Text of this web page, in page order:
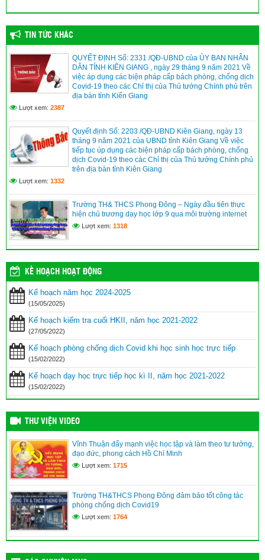
TIN TỨC KHÁC
QUYẾT ĐỊNH Số: 2331 /QĐ-UBND của ỦY BAN NHÂN
DÂN TỈNH KIÊN GIANG , ngày 29 tháng 9 năm 2021 Về
việc áp dụng các biện pháp cấp bách phòng, chống dịch
Covid-19 theo các Chỉ thị của Thủ tướng Chính phủ trên
địa bàn tỉnh Kiến Giang
Lượt xem: 2387
Quyết định Số: 2203 /QĐ-UBND Kiên Giang, ngày 13
tháng 9 năm 2021 của UBND tỉnh Kiên Giang Về việc
tiếp tục úp dụng các biện pháp cấp bách phòng, chống
dịch Covid-19 theo các Chỉ thị của Thủ tướng Chính phủ
trên địa bàn tỉnh Kiên Giang
Lượt xem: 1332
Trường TH& THCS Phong Đông – Ngày đầu tiên thực
hiện chủ trương dạy học lớp 9 qua môi trường internet
Lượt xem: 1318
KẾ HOẠCH HOẠT ĐỘNG
Kế hoạch năm học 2024-2025
(15/05/2025)
Kế hoạch kiểm tra cuối HKII, năm học 2021-2022
(27/05/2022)
Kế hoạch phòng chống dịch Covid khi học sinh học trực tiếp
(15/02/2022)
Kế hoạch dạy học trực tiếp học kì II, năm học 2021-2022
(15/02/2022)
THƯ VIỆN VIDEO
Vĩnh Thuận đẩy mạnh việc học tập và làm theo tư tưởng,
đạo đức, phong cách Hồ Chí Minh
Lượt xem: 1715
Trường TH&THCS Phong Đông đảm bảo tốt công tác
phòng chống dịch Covid19
Lượt xem: 1764